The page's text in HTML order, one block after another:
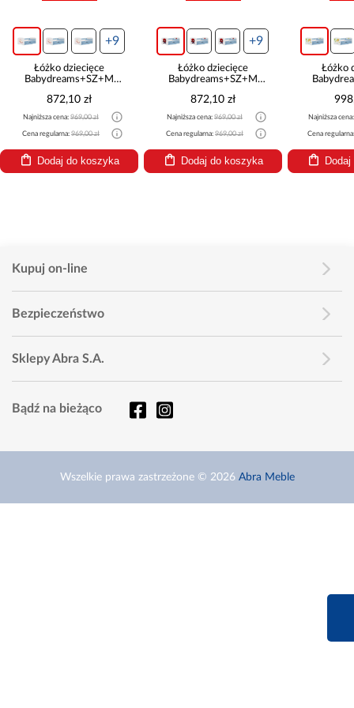
+9
Łóżko dziecięce
Babydreams+SZ+M
872,10 zł
Najniższa cena: 969,00 zł
Cena regularna: 969,00 zł
Dodaj do koszyka
+9
Łóżko dziecięce
Babydreams+SZ+M
man
872,10 zł
Najniższa cena: 969,00 zł
Cena regularna: 969,00 zł
Dodaj do koszyka
Łóżko
Najniższa
Cena
Kupuj on-line
Bezpieczeństwo
Sklepy Abra S.A.
Bądź na bieżąco
Wszelkie prawa zastrzeżone © 2026 Abra Meble